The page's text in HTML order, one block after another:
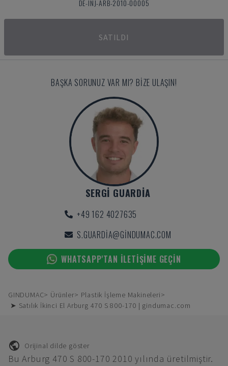
DE-INJ-ARB-2010-00005
SATILDI
BAŞKA SORUNUZ VAR MI? BIZE ULAŞIN!
SERGI GUARDIA
+49 162 4027635
S.GUARDIA@GINDUMAC.COM
WHATSAPP'TAN ILETIŞIME GEÇIN
GINDUMAC Ürünler
Plastik İşleme Makineleri
➤ Satılık İkinci El Arburg 470 S 800-170 | gindumac.com
Orijinal dilde göster
Bu Arburg 470 S 800-170 2010 yılında üretilmiştir.